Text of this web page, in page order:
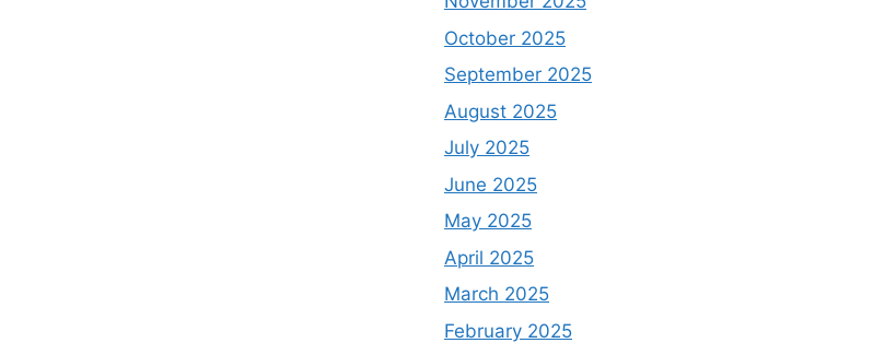
October 2025
September 2025
August 2025
July 2025
June 2025
May 2025
April 2025
March 2025
February 2025